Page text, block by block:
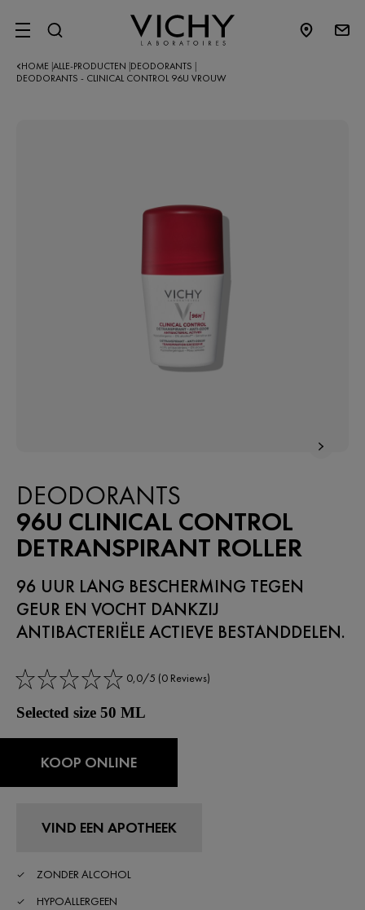
SITE MENU
HOME ALLE-PRODUCTEN DEODORANTS
DEODORANTS - CLINICAL CONTROL 96U VROUW
DEODORANTS​
96U CLINICAL CONTROL
DETRANSPIRANT ROLLER
96 UUR LANG BESCHERMING TEGEN
GEUR EN VOCHT DANKZIJ
ANTIBACTERIËLE ACTIEVE BESTANDDELEN.
0,0/5 (0 Reviews)
Selected size 50 ML
KOOP ONLINE
VIND EEN APOTHEEK
ZONDER ALCOHOL
HYPOALLERGEEN